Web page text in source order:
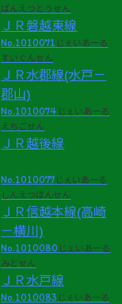
ばんえつとうせん
ＪＲ磐越東線
No.1010071 じぇいあーる
すいぐんせん
ＪＲ水郡線(水戸－
郡山)
No.1010074 じぇいあーる
えちごせん
ＪＲ越後線
No.1010077 じぇいあーる
しんえつほんせん
ＪＲ信越本線(高崎
－横川)
No.1010080 じぇいあーる
みとせん
ＪＲ水戸線
No.1010083 じぇいあーる